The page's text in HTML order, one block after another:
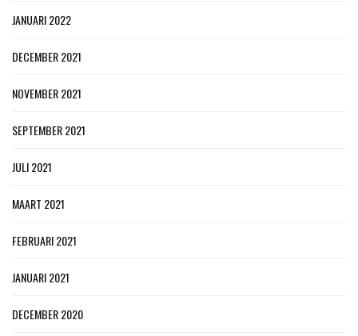
JANUARI 2022
DECEMBER 2021
NOVEMBER 2021
SEPTEMBER 2021
JULI 2021
MAART 2021
FEBRUARI 2021
JANUARI 2021
DECEMBER 2020